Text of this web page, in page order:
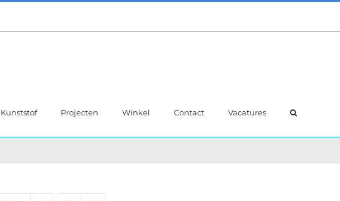
Kunststof Projecten Winkel Contact Vacatures